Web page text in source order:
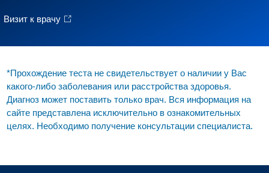
Визит к врачу
*Прохождение теста не свидетельствует о наличии у Вас
какого-либо заболевания или расстройства здоровья.
Диагноз может поставить только врач. Вся информация на
сайте представлена исключительно в ознакомительных
целях. Необходимо получение консультации специалиста.